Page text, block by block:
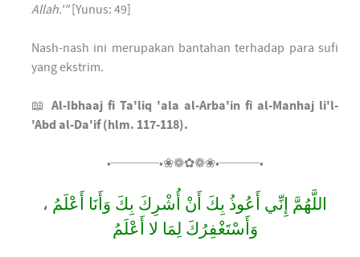
Allah.'"[Yunus: 49]
Nash-nash ini merupakan bantahan terhadap para sufi
yang ekstrim.
📖 Al-Ibhaaj fi Ta'liq 'ala al-Arba'in fi al-Manhaj li'l-
'Abd al-Da'if (hlm. 117-118).
•┈┈┈┈┈┈•❀❁✿❁❀•┈┈┈┈┈•
اللَّهُمَّ إِنِّي أَعُوذُ بِكَ أَنْ أُشْرِكَ بِكَ وَأَنَا أَعْلَمُ ،
وَأَسْتَغْفِرُكَ لِمَا لا أَعْلَمُ